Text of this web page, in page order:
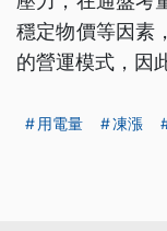
穩定物價等因素
的營運模式，因
用電量 凍漲